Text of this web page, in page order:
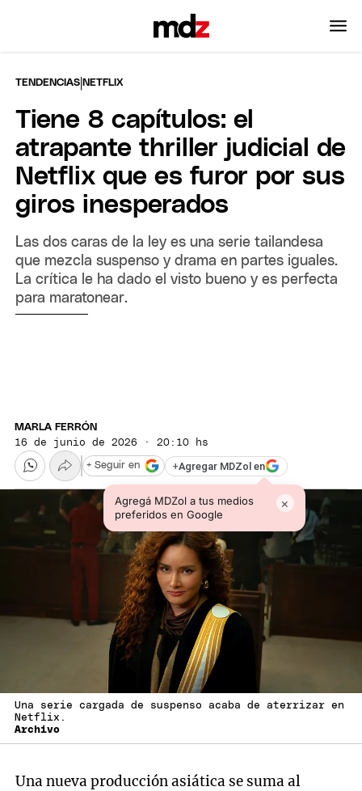
TENDENCIAS |NETFLIX
Tiene 8 capítulos: el
atrapante thriller judicial de
Netflix que es furor por sus
giros inesperados
Las dos caras de la ley es una serie tailandesa
que mezcla suspenso y drama en partes iguales.
La crítica le ha dado el visto bueno y es perfecta
para maratonear.
MARLA FERRÓN
16 de junio de 2026 · 20:10 hs
+Agregar MDZol en
Agregá MDZol a tus medios
preferidos en Google
×
+ Seguir en
Una serie cargada de suspenso acaba de aterrizar en
Netflix.
Archivo
Una nueva producción asiática se suma al